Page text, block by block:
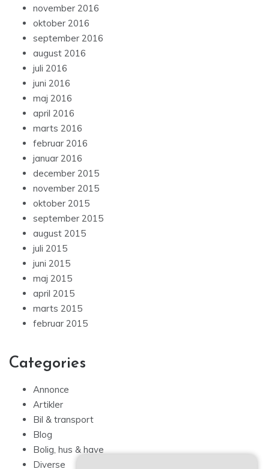
november 2016
oktober 2016
september 2016
august 2016
juli 2016
juni 2016
maj 2016
april 2016
marts 2016
februar 2016
januar 2016
december 2015
november 2015
oktober 2015
september 2015
august 2015
juli 2015
juni 2015
maj 2015
april 2015
marts 2015
februar 2015
Categories
Annonce
Artikler
Bil & transport
Blog
Bolig, hus & have
Diverse